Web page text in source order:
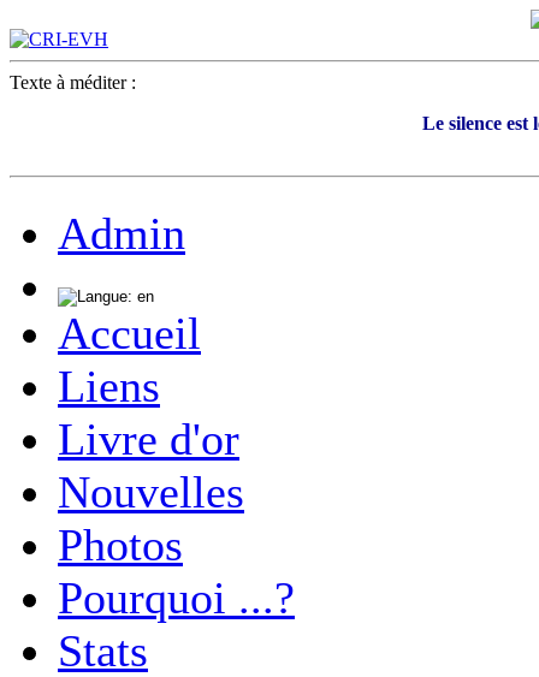
Texte à méditer :
Le silence est
Admin
Accueil
Liens
Livre d'or
Nouvelles
Photos
Pourquoi ...?
Stats